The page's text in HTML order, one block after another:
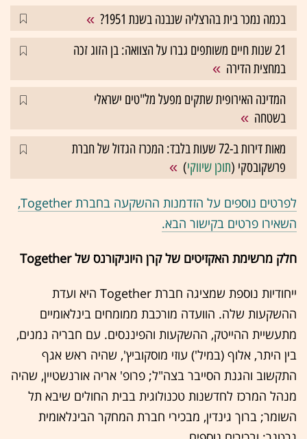
בכמה נמכר בית בהרצליה שנבנה בשנת 1951?
21 שנות חיים משותפים גברו על הצוואה: בן הזוג זכה
במחצית הדירה
המדינה האירופית שתקים מפעל מל"טים ישראלי
בשטחה
מאות דירות ב-72 שעות בלבד: המכרז הגדול של חברת
פרשקובסקי (תוכן שיווקי)
לפרטים נוספים על הזדמנות ההשקעה בחברת Together,
השאירו פרטים בקישור הבא.
חלק מרשימת האקזיטים של קרן היוניקורנס של Together
ייחודיות נוספת שמציגה חברת Together היא ועדת
ההשקעות שלה. הוועדה מורכבת ממומחים בינלאומיים
מתעשיית ההייטק, ההשקעות והפיננסים. עם חבריה נמנים,
בין היתר, אלוף (במיל') עוזי מוסקוביץ', שהיה ראש אגף
התקשוב והגנת הסייבר בצה"ל; פרופ' אריה אורנשטיין, שהיה
מנהל המרכז לחדשנות טכנולוגית בבית החולים שיבא תל
השומר; ברוך גינדין, מבכירי חברת המחקר הבינלאומית